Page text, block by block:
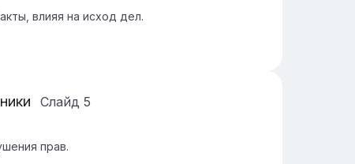
влияя на исход дел.
Слайд 5
прав.